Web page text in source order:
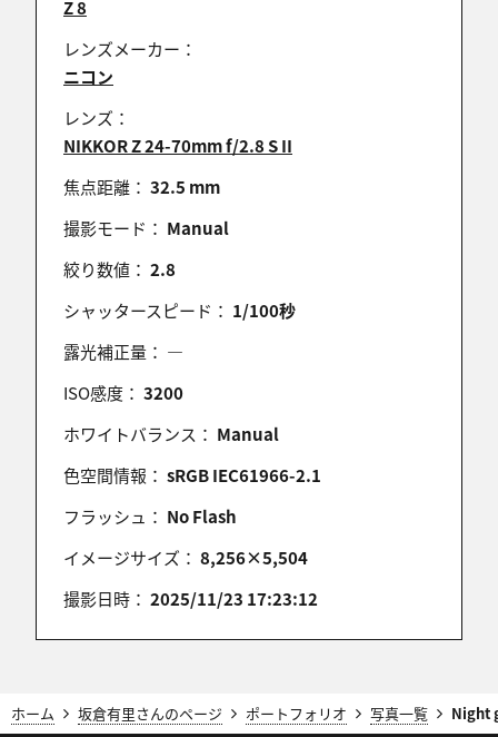
Z 8
レンズメーカー：
ニコン
レンズ：
NIKKOR Z 24-70mm f/2.8 S II
焦点距離： 32.5 mm
撮影モード： Manual
絞り数値： 2.8
シャッタースピード： 1/100秒
露光補正量： ―
ISO感度： 3200
ホワイトバランス： Manual
色空間情報： sRGB IEC61966-2.1
フラッシュ： No Flash
イメージサイズ： 8,256×5,504
撮影日時： 2025/11/23 17:23:12
ホーム 坂倉有里さんのページ ポートフォリオ 写真一覧 Night